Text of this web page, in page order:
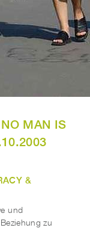
MAN IS
&
und
zu